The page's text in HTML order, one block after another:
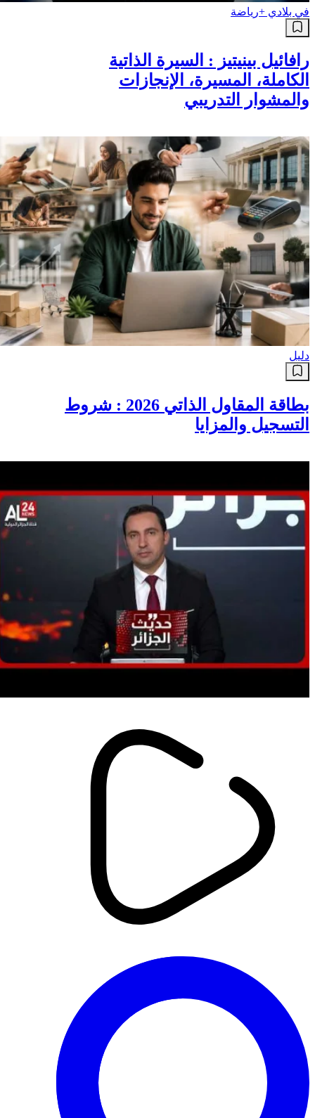
في بلادي +رياضة
رافائيل بينيتيز : السيرة الذاتية
الكاملة، المسيرة، الإنجازات
والمشوار التدريبي
دليل
بطاقة المقاول الذاتي 2026 : شروط
التسجيل والمزايا